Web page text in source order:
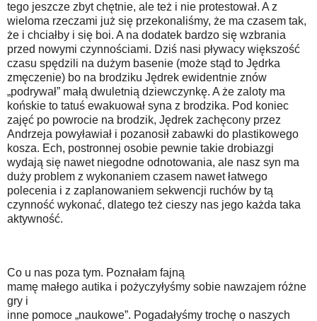
tego jeszcze zbyt chętnie, ale też i nie protestował. A z
wieloma rzeczami już się przekonaliśmy, że ma czasem tak,
że i chciałby i się boi. A na dodatek bardzo się wzbrania
przed nowymi czynnościami. Dziś nasi pływacy większość
czasu spędzili na dużym basenie (może stąd to Jędrka
zmęczenie) bo na brodziku Jędrek ewidentnie znów
„podrywał” małą dwuletnią dziewczynkę. A że zaloty ma
końskie to tatuś ewakuował syna z brodzika. Pod koniec
zajęć po powrocie na brodzik, Jędrek zachęcony przez
Andrzeja powyławiał i pozanosił zabawki do plastikowego
kosza. Ech, postronnej osobie pewnie takie drobiazgi
wydają się nawet niegodne odnotowania, ale nasz syn ma
duży problem z wykonaniem czasem nawet łatwego
polecenia i z zaplanowaniem sekwencji ruchów by tą
czynność wykonać, dlatego też cieszy nas jego każda taka
aktywność.
Co u nas poza tym. Poznałam fajną
mamę małego autika i pożyczyłyśmy sobie nawzajem różne
gry i
inne pomoce „naukowe”. Pogadałyśmy trochę o naszych